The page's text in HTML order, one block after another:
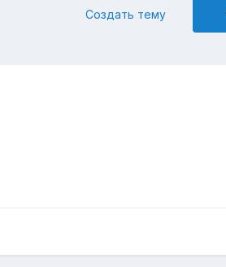
Создать тему